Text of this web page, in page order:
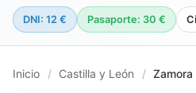
DNI: 12 € Pasaporte: 30 €
Inicio / Castilla y León / Zamora